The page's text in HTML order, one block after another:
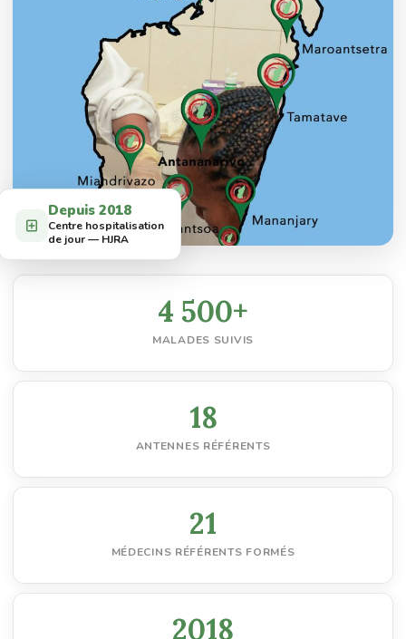
Depuis 2018
Centre hospitalisation
de jour — HJRA
4 500+
MALADES SUIVIS
18
ANTENNES RÉFÉRENTS
21
MÉDECINS RÉFÉRENTS FORMÉS
2018